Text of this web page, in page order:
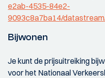
e2ab-4535-84e2-
9093c8a7ba14/
Bijwonen
Je kunt de prijsuitreiking
voor het Nationaal